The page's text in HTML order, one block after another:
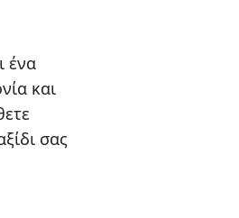
ένα
και
σας